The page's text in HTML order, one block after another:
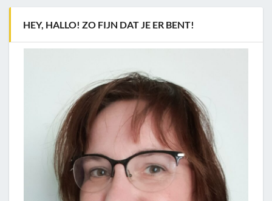
HEY, HALLO! ZO FIJN DAT JE ER BENT!